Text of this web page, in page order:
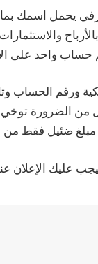
يحمل اسمك
حساب واحد على
ورقم الحساب
من الضرورة
ضئيل فقط من
عليك الإعلان